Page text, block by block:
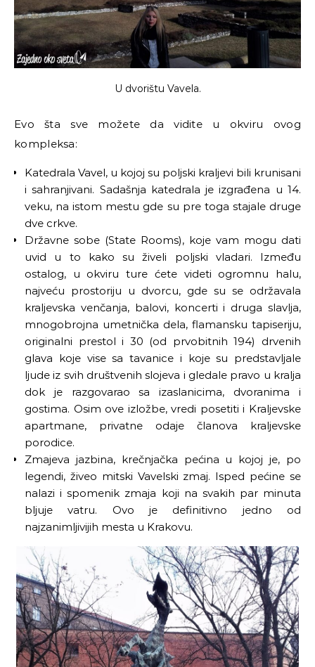
U dvorištu Vavela.
Evo šta sve možete da vidite u okviru ovog
kompleksa:
Katedrala Vavel, u kojoj su poljski kraljevi bili krunisani
i sahranjivani. Sadašnja katedrala je izgrađena u 14.
veku, na istom mestu gde su pre toga stajale druge
dve crkve.
Državne sobe (State Rooms), koje vam mogu dati
uvid u to kako su živeli poljski vladari. Između
ostalog, u okviru ture ćete videti ogromnu halu,
najveću prostoriju u dvorcu, gde su se održavala
kraljevska venčanja, balovi, koncerti i druga slavlja,
mnogobrojna umetnička dela, flamansku tapiseriju,
originalni prestol i 30 (od prvobitnih 194) drvenih
glava koje vise sa tavanice i koje su predstavljale
ljude iz svih društvenih slojeva i gledale pravo u kralja
dok je razgovarao sa izaslanicima, dvoranima i
gostima. Osim ove izložbe, vredi posetiti i Kraljevske
apartmane, privatne odaje članova kraljevske
porodice.
Zmajeva jazbina, krečnjačka pećina u kojoj je, po
legendi, živeo mitski Vavelski zmaj. Isped pećine se
nalazi i spomenik zmaja koji na svakih par minuta
bljuje vatru. Ovo je definitivno jedno od
najzanimljivijih mesta u Krakovu.